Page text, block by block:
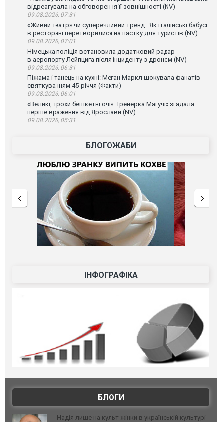
відреагувала на обговорення її зовнішності (NV)
09.08.2026, 07:31
«Живий театр» чи суперечливий тренд:. Як італійські бабусі
в ресторані перетворилися на пастку для туристів (NV)
09.08.2026, 07:01
Німецька поліція встановила додатковий радар
в аеропорту Лейпцига після інциденту з дроном (NV)
09.08.2026, 06:31
Піжама і танець на кухні: Меган Маркл шокувала фанатів
святкуванням 45-річчя (Факти)
09.08.2026, 06:01
«Великі, трохи бешкетні очі». Тренерка Магучіх згадала
перше враження від Ярослави (NV)
09.08.2026, 05:31
БЛОГОЖАБИ
ІНФОГРАФІКА
БЛОГИ
Надія лише на культ жінки в українській культурі